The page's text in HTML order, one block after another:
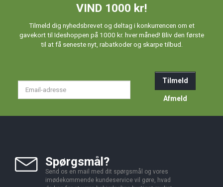
VIND 1000 kr!
Tilmeld dig nyhedsbrevet og deltag i konkurrencen om et
gavekort til Ideshoppen på 1000 kr. hver måned! Bliv den første
til at få seneste nyt, rabatkoder og skarpe tilbud.
Tilmeld
Afmeld
Spørgsmål?
Send os en mail med dit spørgsmål og vores
imødekommende kundeservice vil gøre, hvad